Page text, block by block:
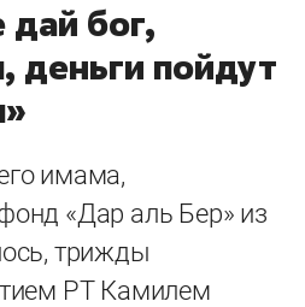
дай бог,
деньги пойдут
имама,
«Дар аль Бер» из
трижды
РТ Камилем